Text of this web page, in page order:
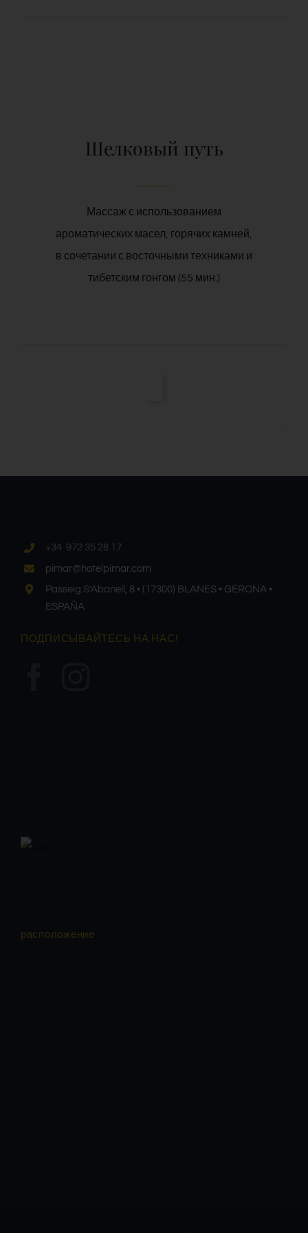
Шелковый путь
Массаж с использованием
ароматических масел, горячих камней,
в сочетании с восточными техниками и
тибетским гонгом (55 мин.)
+34 972 35 28 17
pimar@hotelpimar.com
Passeig S’Abanell, 8 • (17300) BLANES • GERONA •
ESPAÑA
ПОДПИСЫВАЙТЕСЬ НА НАС!
расположение